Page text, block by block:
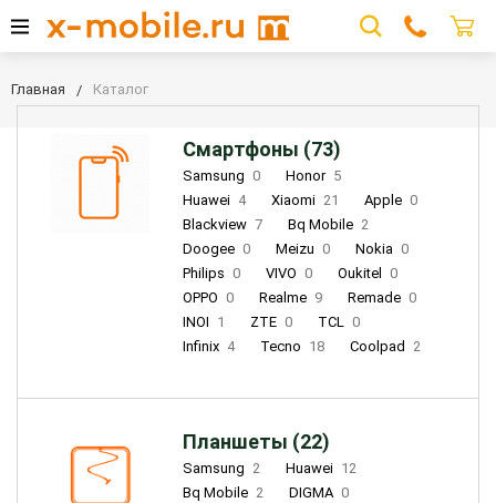
Главная Каталог
Смартфоны (73)
Samsung 0 Honor 5
Huawei 4 Xiaomi 21 Apple 0
Blackview 7 Bq Mobile 2
Doogee 0 Meizu 0 Nokia 0
Philips 0 VIVO 0 Oukitel
0
OPPO 0 Realme 9 Remade 0
INOI 1 ZTE 0 TCL 0
Infinix 4 Tecno 18 Coolpad 2
Планшеты (22)
Samsung 2 Huawei 12
Bq Mobile 2 DIGMA 0